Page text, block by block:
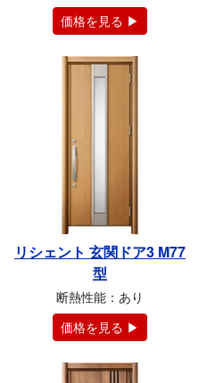
価格を見る ▶
リシェント 玄関ドア3 M77
型
断熱性能：あり
価格を見る ▶